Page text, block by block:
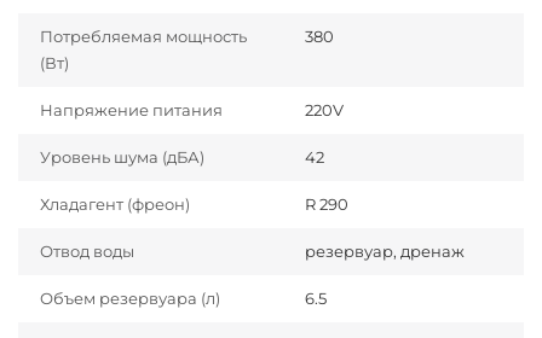
Потребляемая мощность
(Вт)
380
Напряжение питания 220V
Уровень шума (дБА) 42
Хладагент (фреон) R 290
Отвод воды резервуар, дренаж
Объем резервуара (л) 6.5